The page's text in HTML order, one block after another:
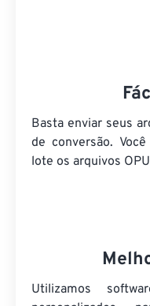
Basta enviar seus
de conversão.
lote os arquivos
Utilizamos